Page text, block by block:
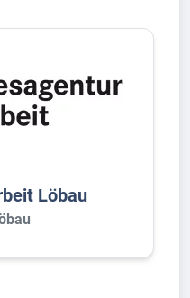
Löbau